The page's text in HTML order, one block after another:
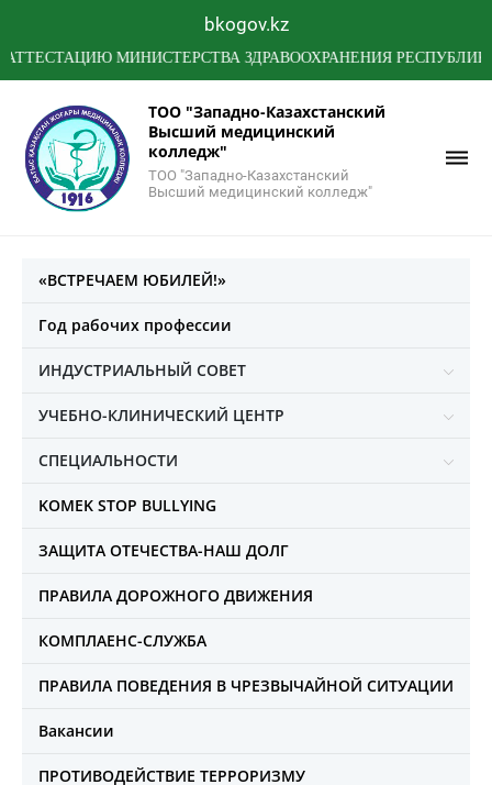
bkogov.kz
МИНИСТЕРСТВА ЗДРАВООХРАНЕНИЯ РЕСПУБЛИКИ
ТОО "Западно-Казахстанский
Высший медицинский
колледж"
ТОО "Западно-Казахстанский
Высший медицинский колледж"
«ВСТРЕЧАЕМ ЮБИЛЕЙ!»
Год рабочих профессии
ИНДУСТРИАЛЬНЫЙ СОВЕТ
УЧЕБНО-КЛИНИЧЕСКИЙ ЦЕНТР
СПЕЦИАЛЬНОСТИ
KOMEK STOP BULLYING
ЗАЩИТА ОТЕЧЕСТВА-НАШ ДОЛГ
ПРАВИЛА ДОРОЖНОГО ДВИЖЕНИЯ
КОМПЛАЕНС-СЛУЖБА
ПРАВИЛА ПОВЕДЕНИЯ В ЧРЕЗВЫЧАЙНОЙ СИТУАЦИИ
Вакансии
ПРОТИВОДЕЙСТВИЕ ТЕРРОРИЗМУ